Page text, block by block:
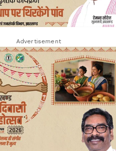
Advertisement